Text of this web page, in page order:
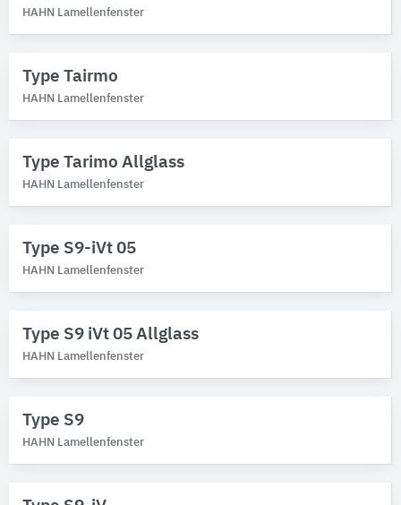
HAHN Lamellenfenster
Type Tairmo
HAHN Lamellenfenster
Type Tarimo Allglass
HAHN Lamellenfenster
Type S9-iVt 05
HAHN Lamellenfenster
Type S9 iVt 05 Allglass
HAHN Lamellenfenster
Type S9
HAHN Lamellenfenster